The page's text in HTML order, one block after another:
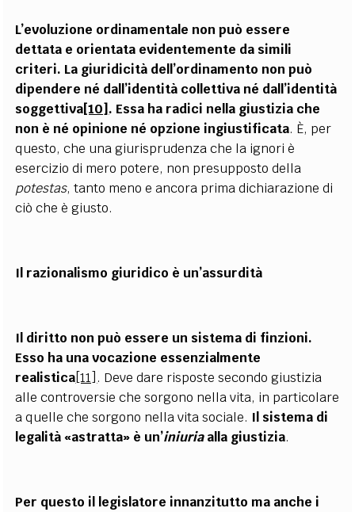
L’evoluzione ordinamentale non può essere
dettata e orientata evidentemente da simili
criteri. La giuridicità dell’ordinamento non può
dipendere né dall’identità collettiva né dall’identità
soggettiva[10]. Essa ha radici nella giustizia che
non è né opinione né opzione ingiustificata. È, per
questo, che una giurisprudenza che la ignori è
esercizio di mero potere, non presupposto della
potestas, tanto meno e ancora prima dichiarazione di
ciò che è giusto.
Il razionalismo giuridico è un’assurdità
Il diritto non può essere un sistema di finzioni.
Esso ha una vocazione essenzialmente
realistica[11] . Deve dare risposte secondo giustizia
alle controversie che sorgono nella vita, in particolare
a quelle che sorgono nella vita sociale. Il sistema di
legalità «astratta» è un’iniuriaalla giustizia.
Per questo il legislatore innanzitutto ma anche i